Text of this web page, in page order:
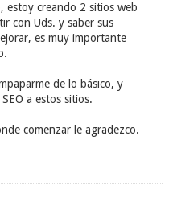
estoy creando 2 sitios web
con Uds. y saber sus
es muy importante
de lo básico, y
a estos sitios.
comenzar le agradezco.